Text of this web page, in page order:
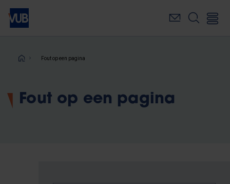
Overslaan
naar
inhoudKruimelpad
Fout op een pagina
Fout op een pagina